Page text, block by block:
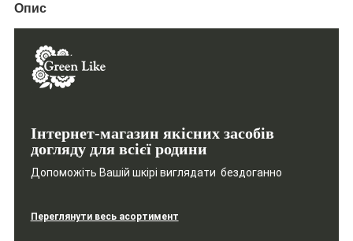
Опис
Інтернет-магазин якісних засобів
догляду для всієї родини
Допоможіть Вашій шкірі виглядати бездоганно
Переглянути весь асортимент